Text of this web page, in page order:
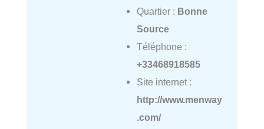
Quartier : Bonne
Source
Téléphone :
+33468918585
Site internet :
http://www.menway
.com/